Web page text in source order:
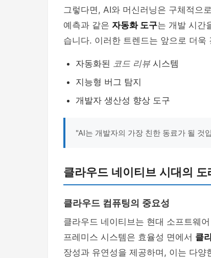
그렇다면, AI와 머신러닝은 구체적으
예측과 같은 자동화 도구는 개발 시간
습니다. 이러한 트렌드는 앞으로 더욱
자동화된 코드 리뷰 시스템
지능형 버그 탐지
개발자 생산성 향상 도구
"AI는 개발자의 가장 친한 동료가 될 것
클라우드 네이티브 시대의 도
클라우드 컴퓨팅의 중요성
클라우드 네이티브는 현대 소프트웨
프레미스 시스템은 효율성 면에서 클
장성과 유연성을 제공하며, 이는 다